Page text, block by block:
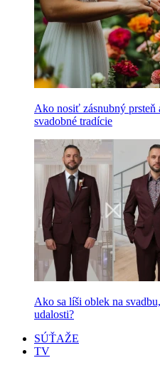
Ako nosiť zásnubný prsteň
svadobné tradície
Ako sa líši oblek na
udalosti?
SÚŤAŽE
TV